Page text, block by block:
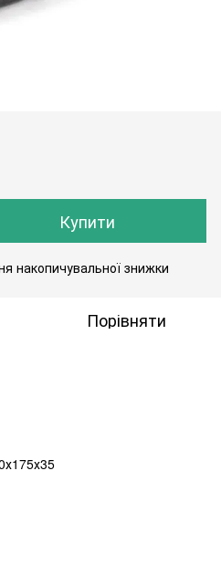
Купити
накопичувальної знижки
Порівняти